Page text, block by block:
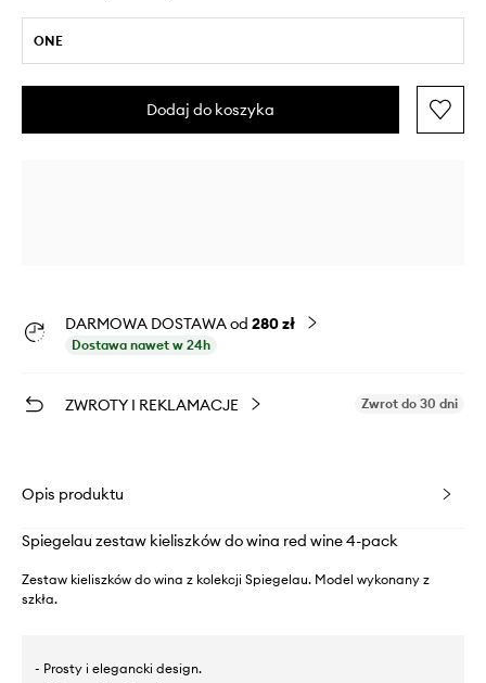
ONE
Dodaj do koszyka
DARMOWA DOSTAWA od 280 zł
Dostawa nawet w 24h
ZWROTY I REKLAMACJE Zwrot do 30 dni
Opis produktu
Spiegelau zestaw kieliszków do wina red wine 4-pack
Zestaw kieliszków do wina z kolekcji Spiegelau. Model wykonany z
szkła.
- Prosty i elegancki design.